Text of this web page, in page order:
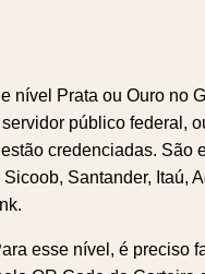
nível Prata ou Ouro no
público federal,
credenciadas. São
Santander, Itaú,
esse nível, é preciso